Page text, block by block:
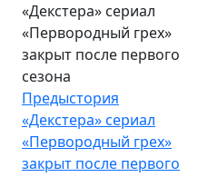
«Декстера» сериал
«Первородный грех»
закрыт после первого
сезона
Предыстория
«Декстера» сериал
«Первородный грех»
закрыт после первого